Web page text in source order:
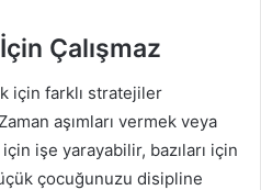
Çalışmaz
için farklı stratejiler
aşımları vermek veya
için işe yarayabilir, bazıları için
çocuğunuzu disipline